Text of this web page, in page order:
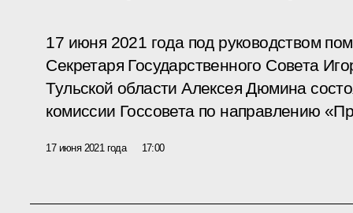
17 июня 2021 года под руководством
Секретаря Государственного Совета
Тульской области Алексея Дюмина
комиссии Госсовета по направлению
17 июня 2021 года 17:00